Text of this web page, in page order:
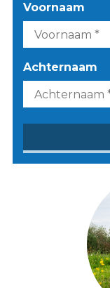
Voornaam
Achternaam